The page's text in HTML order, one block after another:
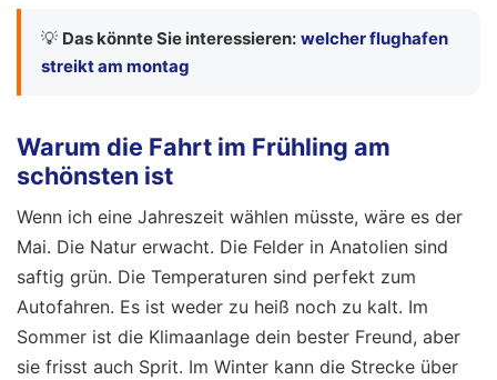
💡 Das könnte Sie interessieren: welcher flughafen
streikt am montag
Warum die Fahrt im Frühling am
schönsten ist
Wenn ich eine Jahreszeit wählen müsste, wäre es der
Mai. Die Natur erwacht. Die Felder in Anatolien sind
saftig grün. Die Temperaturen sind perfekt zum
Autofahren. Es ist weder zu heiß noch zu kalt. Im
Sommer ist die Klimaanlage dein bester Freund, aber
sie frisst auch Sprit. Im Winter kann die Strecke über